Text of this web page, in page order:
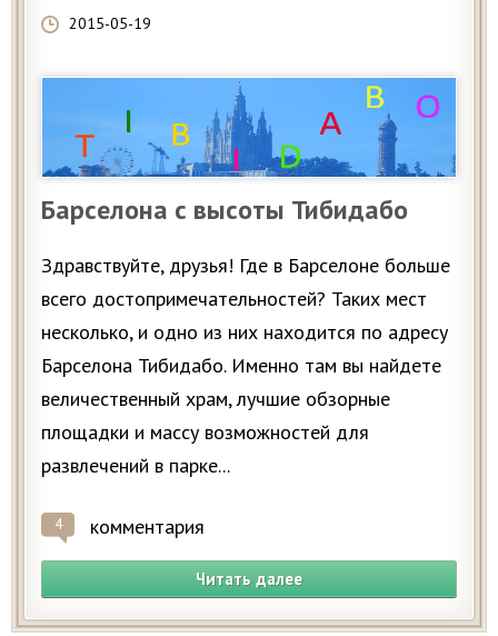
2015-05-19
Барселона с высоты Тибидабо
Здравствуйте, друзья! Где в Барселоне больше
всего достопримечательностей? Таких мест
несколько, и одно из них находится по адресу
Барселона Тибидабо. Именно там вы найдете
величественный храм, лучшие обзорные
площадки и массу возможностей для
развлечений в парке...
4 комментария
Читать далее